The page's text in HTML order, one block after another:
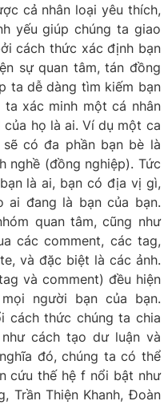
cả nhân loại yêu thích,
yếu giúp chúng ta giao
cách thức xác định bạn
sự quan tâm, tán đồng
ta dễ dàng tìm kiếm bạn
ta xác minh một cá nhân
họ là ai. Ví dụ một ca
có đa phần bạn bè là
nghề (đồng nghiệp). Tức
là ai, bạn có địa vị gì,
đang là bạn của bạn.
quan tâm, cũng như
các comment, các tag,
và đặc biệt là các ảnh.
và comment) đều hiện
người bạn của bạn.
cách thức chúng ta chia
cách tạo dư luận và
đó, chúng ta có thể
cứu thế hệ f nổi bật như
Trần Thiện Khanh, Đoàn